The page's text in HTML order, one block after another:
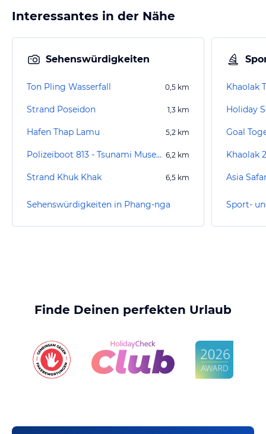
Interessantes in der Nähe
Sehenswürdigkeiten
Ton Pling Wasserfall 0,5 km
Strand Poseidon 1,3 km
Hafen Thap Lamu 5,2 km
Polizeiboot 813 - Tsunami Museum 6,2 km
Strand Khuk Khak 6,5 km
Sehenswürdigkeiten in Phang-nga
Holiday
Goal
Khaolak
Asia
Finde Deinen perfekten Urlaub